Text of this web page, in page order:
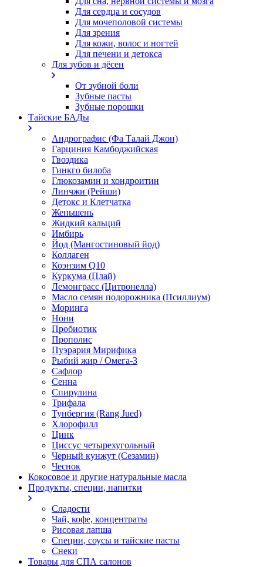
Для сердца и сосудов
Для мочеполовой системы
Для зрения
Для кожи, волос и ногтей
Для печени и детокса
Для зубов и дёсен
От зубной боли
Зубные пасты
Зубные порошки
Тайские БАДы
Андрографис (Фа Талай Джон)
Гарциния Камбоджийская
Гвоздика
Гинкго билоба
Глюкозамин и хондроитин
Линчжи (Рейши)
Детокс и Клетчатка
Женьшень
Жидкий кальций
Имбирь
Йод (Мангостиновый йод)
Коллаген
Коэнзим Q10
Куркума (Плай)
Лемонграсс (Цитронелла)
Масло семян подорожника (Псиллиум)
Моринга
Нони
Пробиотик
Прополис
Пуэрария Мирифика
Рыбий жир / Омега-3
Сафлор
Сенна
Спирулина
Трифала
Тунбергия (Rang Jued)
Хлорофилл
Цинк
Циссус четырехугольный
Черный кунжут (Сезамин)
Чеснок
Кокосовое и другие натуральные масла
Продукты, специи, напитки
Сладости
Чай, кофе, концентраты
Рисовая лапша
Специи, соусы и тайские пасты
Снеки
Товары для СПА салонов